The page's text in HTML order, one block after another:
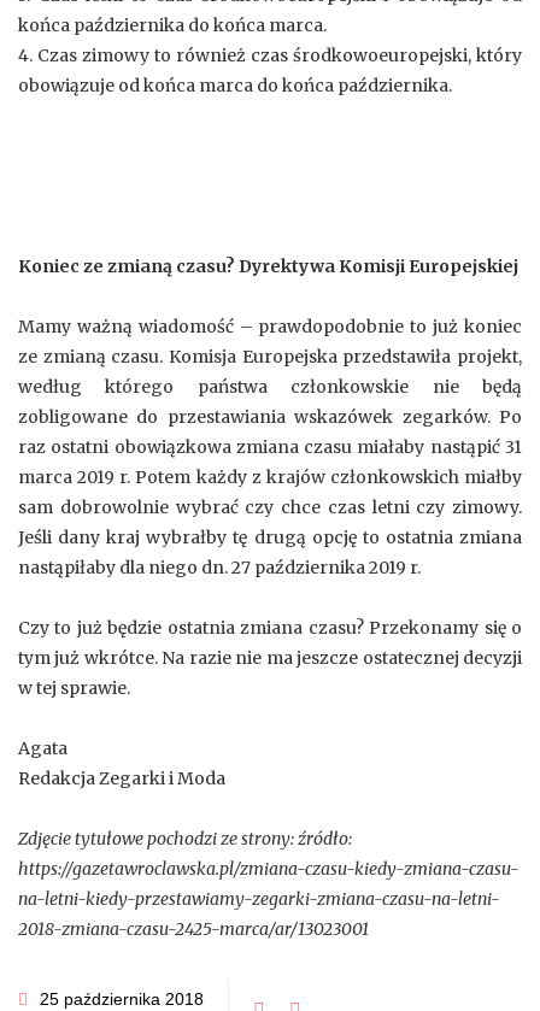
końca października do końca marca.
4. Czas zimowy to również czas środkowoeuropejski, który
obowiązuje od końca marca do końca października.
Koniec ze zmianą czasu? Dyrektywa Komisji Europejskiej
Mamy ważną wiadomość – prawdopodobnie to już koniec
ze zmianą czasu. Komisja Europejska przedstawiła projekt,
według którego państwa członkowskie nie będą
zobligowane do przestawiania wskazówek zegarków. Po
raz ostatni obowiązkowa zmiana czasu miałaby nastąpić 31
marca 2019 r. Potem każdy z krajów członkowskich miałby
sam dobrowolnie wybrać czy chce czas letni czy zimowy.
Jeśli dany kraj wybrałby tę drugą opcję to ostatnia zmiana
nastąpiłaby dla niego dn. 27 października 2019 r.
Czy to już będzie ostatnia zmiana czasu? Przekonamy się o
tym już wkrótce. Na razie nie ma jeszcze ostatecznej decyzji
w tej sprawie.
Agata
Redakcja Zegarki i Moda
Zdjęcie tytułowe pochodzi ze strony: źródło:
https://gazetawroclawska.pl/zmiana-czasu-kiedy-zmiana-czasu-
na-letni-kiedy-przestawiamy-zegarki-zmiana-czasu-na-letni-
2018-zmiana-czasu-2425-marca/ar/13023001
25 października 2018